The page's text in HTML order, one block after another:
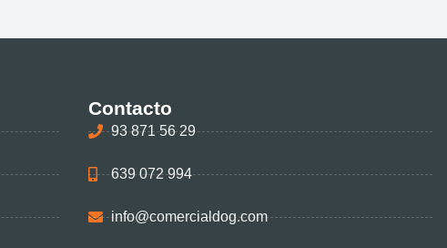
Contacto
93 871 56 29
639 072 994
info@comercialdog.com